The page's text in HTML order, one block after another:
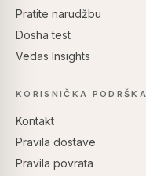
Pratite narudžbu
Dosha test
Vedas Insights
KORISNIČKA PODRŠKA
Kontakt
Pravila dostave
Pravila povrata